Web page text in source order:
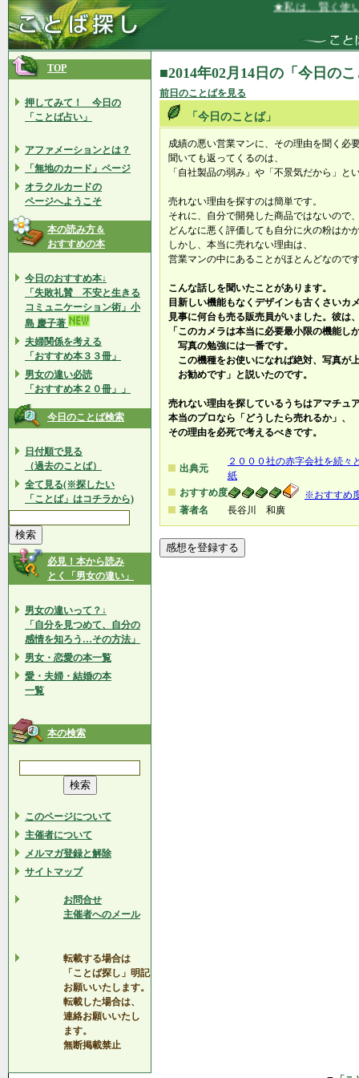
★私は、賢く使い
TOP
押してみて！ 今日の
「ことば占い」
アファメーションとは？
「無地のカード」ページ
オラクルカードの
ページへようこそ
本の読み方＆
おすすめの本
今日のおすすめ本↓
「失敗礼賛 不安と生きる
コミュニケーション術」小
島 慶子著
夫婦関係を考える
「おすすめ本３３冊」
男女の違い必読
「おすすめ本２０冊」」
今日のことば検索
日付順で見る
（過去のことば）
全て見る(※探したい
「ことば」はコチラから)
必見！本から読み
とく「男女の違い」
男女の違いって？↓
「自分を見つめて、自分の
感情を知ろう…その方法」
男女・恋愛の本一覧
愛・夫婦・結婚の本
一覧
本の検索
このページについて
主催者について
メルマガ登録と解除
サイトマップ
お問合せ
主催者へのメール
転載する場合は
「ことば探し」明記
お願いいたします。
転載した場合は、
連絡お願いいたし
ます。
無断掲載禁止
■2014年02月14日の「今日の
前日のことばを見る
「今日のことば」
成績の悪い営業マンに、その理由を聞く必
聞いても返ってくるのは、
「自社製品の弱み」や「不景気だから」と
売れない理由を探すのは簡単です。
それに、自分で開発した商品ではないので
どんなに悪く評価しても自分に火の粉はか
しかし、本当に売れない理由は、
営業マンの中にあることがほとんどなので
こんな話しを聞いたことがあります。
目新しい機能もなくデザインも古くさいカ
見事に何台も売る販売員がいました。彼は
「このカメラは本当に必要最小限の機能し
写真の勉強には一番です。
この機種をお使いになれば絶対、写真が
お勧めです」と説いたのです。
売れない理由を探しているうちはアマチュ
本当のプロなら「どうしたら売れるか」、
その理由を必死で考えるべきです。
出典元
２０００社の赤字会社を続
紙
おすすめ度
※おすすめ
著者名
長谷川 和廣